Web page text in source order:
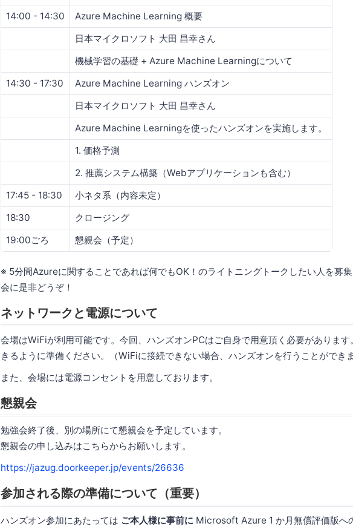
14:00 - 14:30
Azure Machine Learning 概要
日本マイクロソフト 大田 昌幸さん
機械学習の基礎 + Azure Machine Learningについて
14:30 - 17:30
Azure Machine Learning ハンズオン
日本マイクロソフト 大田 昌幸さん
Azure Machine Learningを使ったハンズオンを実施します。
1. 価格予測
2. 推薦システム構築（Webアプリケーションも含む）
17:45 - 18:30
小ネタ系（内容未定）
18:30
クロージング
19:00ごろ
懇親会（予定）
※ 5分間Azureに関することであれば何でもOK！のライトニングトークしたい人を募
会に是非どうぞ！
ネットワークと電源について
会場はWiFiが利用可能です。今回、ハンズオンPCはご自身で用意頂く必要がありま
きるように準備ください。（WiFiに接続できない場合、ハンズオンを行うことができま
また、会場には電源コンセントを用意しております。
懇親会
勉強会終了後、別の場所にて懇親会を予定しています。
懇親会の申し込みはこちらからお願いします。
https://jazug.doorkeeper.jp/events/26636
参加される際の準備について（重要）
ハンズオン参加にあたっては ご本人様に事前に Microsoft Azure 1 か月無償評価版へ